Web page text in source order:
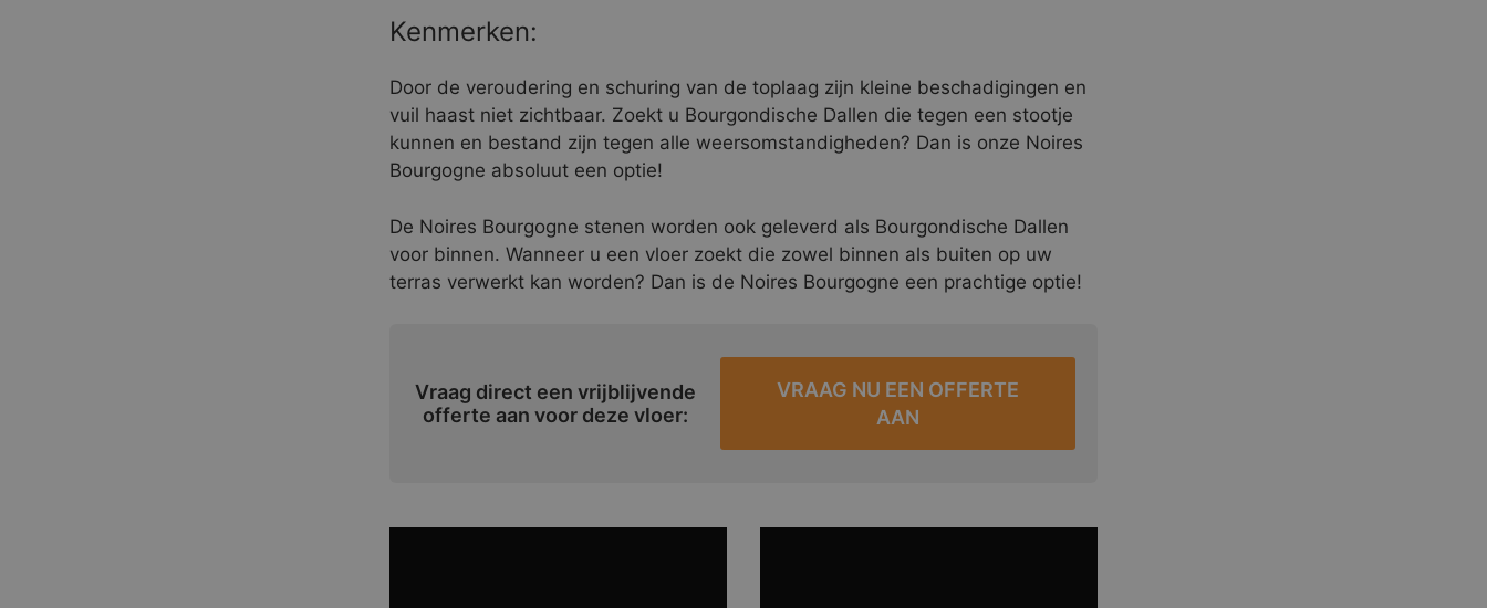
Kenmerken:
Door de veroudering en schuring van de toplaag zijn kleine beschadigingen en
vuil haast niet zichtbaar. Zoekt u Bourgondische Dallen die tegen een stootje
kunnen en bestand zijn tegen alle weersomstandigheden? Dan is onze Noires
Bourgogne absoluut een optie!
De Noires Bourgogne stenen worden ook geleverd als Bourgondische Dallen
voor binnen. Wanneer u een vloer zoekt die zowel binnen als buiten op uw
terras verwerkt kan worden? Dan is de Noires Bourgogne een prachtige optie!
Vraag direct een vrijblijvende
offerte aan voor deze vloer:
VRAAG NU EEN OFFERTE
AAN